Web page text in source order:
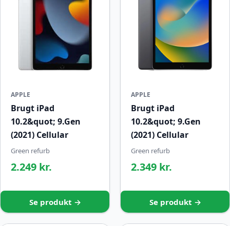
APPLE
Brugt iPad
10.2&quot; 9.Gen
(2021) Cellular
Green refurb
2.249 kr.
Se produkt →
APPLE
Brugt iPad
10.2&quot; 9.Gen
(2021) Cellular
Green refurb
2.349 kr.
Se produkt →